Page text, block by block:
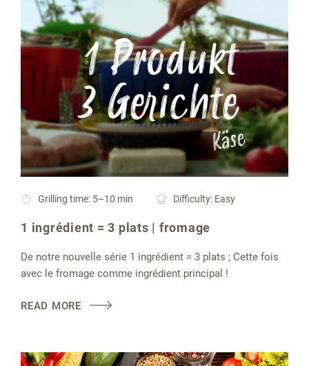
Grilling time: 5–10 min Difficulty: Easy
1 ingrédient = 3 plats | fromage
De notre nouvelle série 1 ingrédient = 3 plats ; Cette fois
avec le fromage comme ingrédient principal !
READ MORE